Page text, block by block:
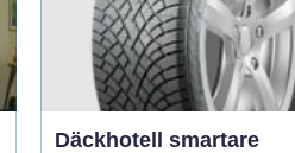
Däckhotell smartare